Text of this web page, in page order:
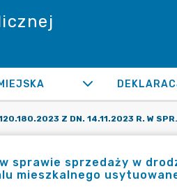
120.180.2023 Z DN. 14.11.2023 R. W
w sprawie sprzedaży w
mieszkalnego